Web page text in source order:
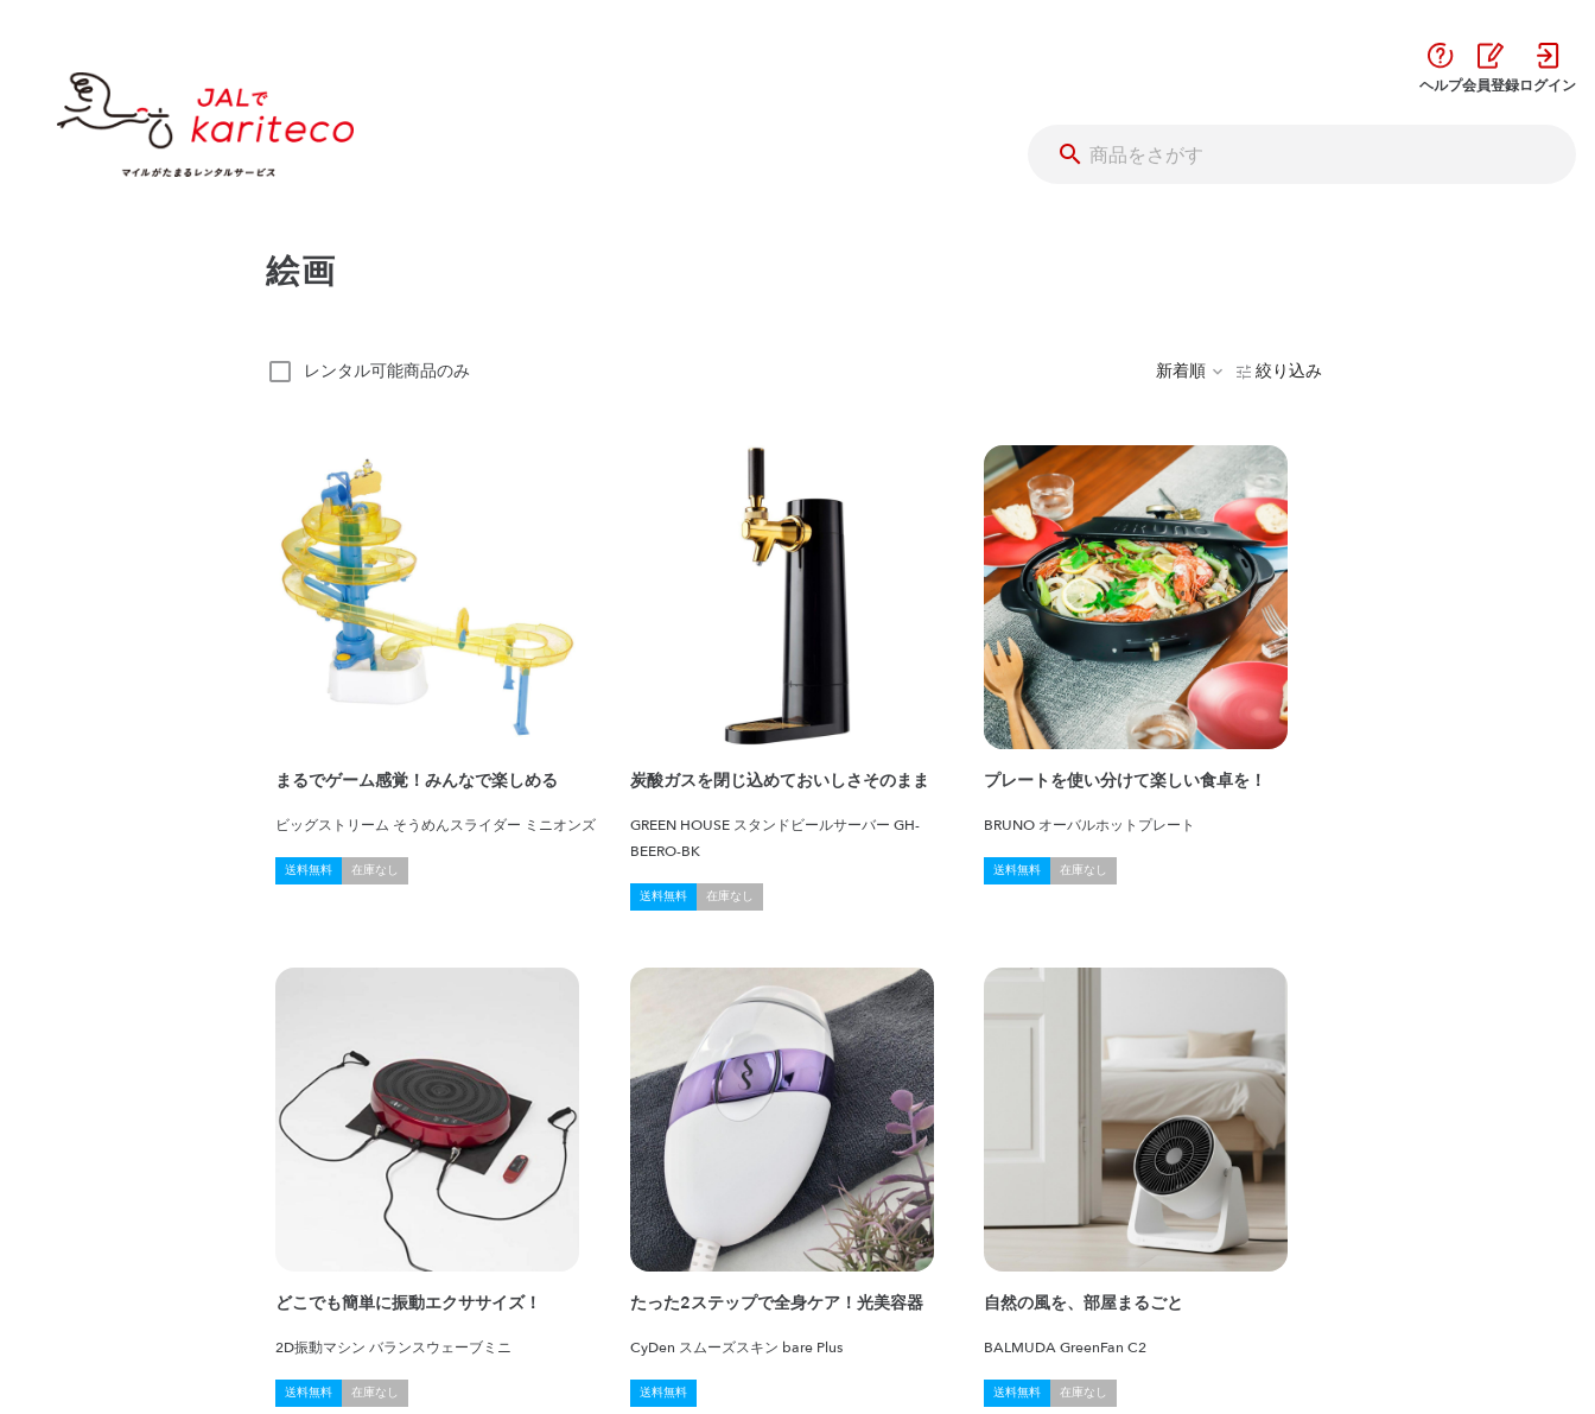
ヘルプ会員登録ログイン
絵画
レンタル可能商品のみ 新着順 絞り込み
まるでゲーム感覚！みんなで楽しめる
ビッグストリーム そうめんスライダー ミニオンズ
送料無料 在庫なし
炭酸ガスを閉じ込めておいしさそのまま
GREEN HOUSE スタンドビールサーバー GH-
BEERO-BK
送料無料 在庫なし
プレートを使い分けて楽しい食卓を！
BRUNO オーバルホットプレート
送料無料 在庫なし
どこでも簡単に振動エクササイズ！
2D振動マシン バランスウェーブミニ
送料無料 在庫なし
たった2ステップで全身ケア！光美容器
CyDen スムーズスキン bare Plus
送料無料
自然の風を、部屋まるごと
BALMUDA GreenFan C2
送料無料 在庫なし